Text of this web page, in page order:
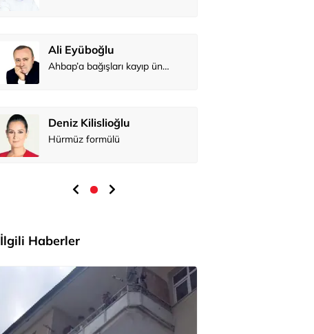
Ali Eyüboğlu
Ahbap’a bağışları kayıp ünlüler var
Deniz Kilislioğlu
Hürmüz formülü
İlgili Haberler